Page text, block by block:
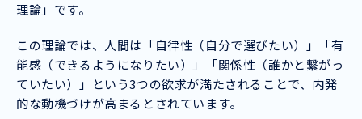
理論」です。
この理論では、人間は「自律性（自分で選びたい）」「有
能感（できるようになりたい）」「関係性（誰かと繋がっ
ていたい）」という3つの欲求が満たされることで、内発
的な動機づけが高まるとされています。